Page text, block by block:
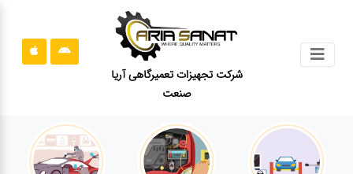
شرکت تجهیزات تعمیرگاهی آریا
صنعت
قوانین
سایت